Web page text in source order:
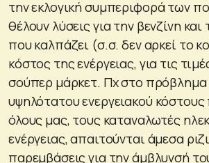
την εκλογική συμπεριφορά των
θέλουν λύσεις για την βενζίνη
που καλπάζει (σ.σ. δεν αρκεί το
κόστος της ενέργειας, για τις
σούπερ μάρκετ. Πχ στο πρόβλημα
υψηλότατου ενεργειακού
όλους μας, τους καταναλωτές
ενέργειας, απαιτούνται άμεσα
παρεμβάσεις για την άμβλυνσή